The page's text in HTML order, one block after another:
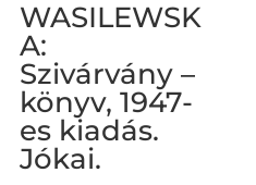
WASILEWSK
A:
Szivárvány –
könyv, 1947-
es kiadás.
Jókai.